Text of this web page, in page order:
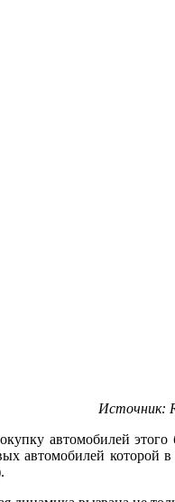
Источник:
автомобилей этого
автомобилей которой